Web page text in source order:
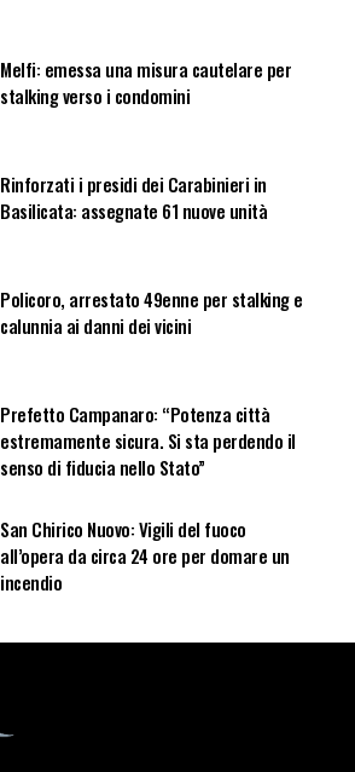
Melfi: emessa una misura cautelare per
stalking verso i condomini
Rinforzati i presidi dei Carabinieri in
Basilicata: assegnate 61 nuove unità
Policoro, arrestato 49enne per stalking e
calunnia ai danni dei vicini
Prefetto Campanaro: “Potenza città
estremamente sicura. Si sta perdendo il
senso di fiducia nello Stato”
San Chirico Nuovo: Vigili del fuoco
all’opera da circa 24 ore per domare un
incendio